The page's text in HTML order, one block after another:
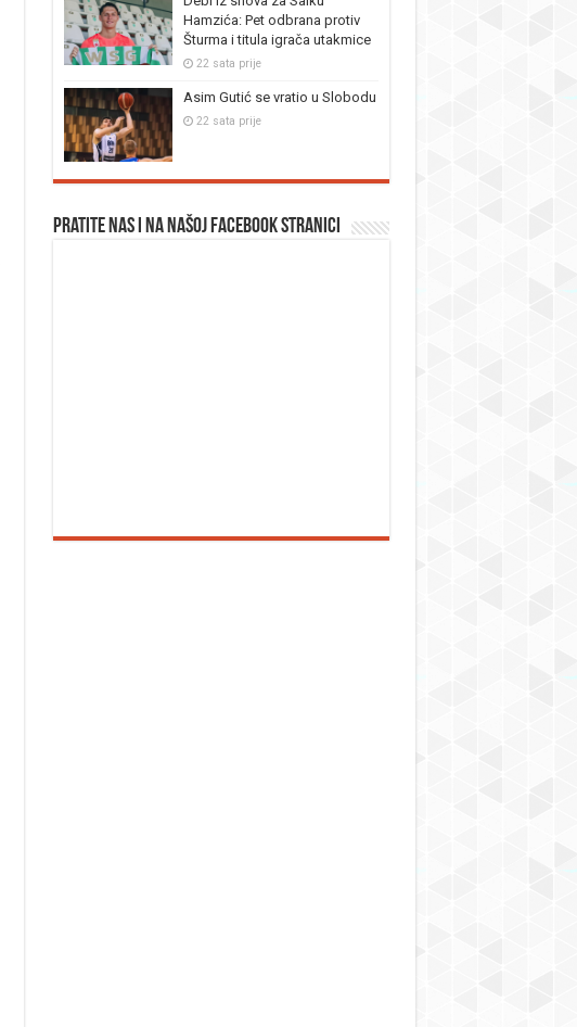
Hamzića: Pet odbrana protiv
Šturma i titula igrača utakmice
22 sata prije
Asim Gutić se vratio u Slobodu
22 sata prije
Pratite nas i na našoj facebook stranici